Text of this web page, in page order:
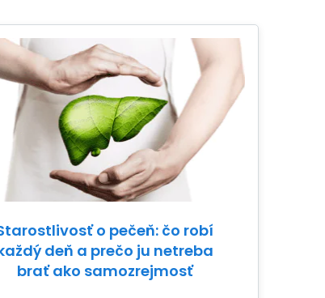
o pečeň: čo robí
deň a prečo ju netreba
brať ako samozrejmosť